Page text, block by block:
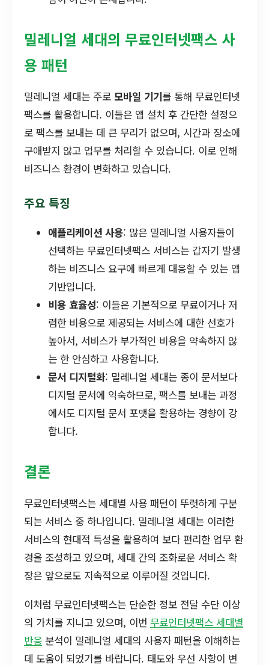
밀레니얼 세대의 무료인터넷팩스 사
용 패턴
밀레니얼 세대는 주로 모바일 기기를 통해 무료인터넷
팩스를 활용합니다. 이들은 앱 설치 후 간단한 설정으
로 팩스를 보내는 데 큰 무리가 없으며, 시간과 장소에
구애받지 않고 업무를 처리할 수 있습니다. 이로 인해
비즈니스 환경이 변화하고 있습니다.
주요 특징
애플리케이션 사용: 많은 밀레니얼 사용자들이
선택하는 무료인터넷팩스 서비스는 갑자기 발생
하는 비즈니스 요구에 빠르게 대응할 수 있는 앱
기반입니다.
비용 효율성: 이들은 기본적으로 무료이거나 저
렴한 비용으로 제공되는 서비스에 대한 선호가
높아서, 서비스가 부가적인 비용을 약속하지 않
는 한 안심하고 사용합니다.
문서 디지털화: 밀레니얼 세대는 종이 문서보다
디지털 문서에 익숙하므로, 팩스를 보내는 과정
에서도 디지털 문서 포맷을 활용하는 경향이 강
합니다.
결론
무료인터넷팩스는 세대별 사용 패턴이 뚜렷하게 구분
되는 서비스 중 하나입니다. 밀레니얼 세대는 이러한
서비스의 현대적 특성을 활용하여 보다 편리한 업무 환
경을 조성하고 있으며, 세대 간의 조화로운 서비스 확
장은 앞으로도 지속적으로 이루어질 것입니다.
이처럼 무료인터넷팩스는 단순한 정보 전달 수단 이상
의 가치를 지니고 있으며, 이번 무료인터넷팩스 세대별
반응 분석이 밀레니얼 세대의 사용자 패턴을 이해하는
데 도움이 되었기를 바랍니다. 태도와 우선 사항이 변